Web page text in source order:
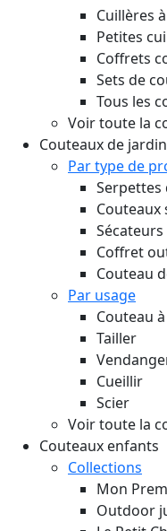
Cuillères
Petites
Coffrets
Sets de
Tous les
Voir toute la
Couteaux de
Par type de
Serpettes
Couteaux
Sécateurs
Coffret
Couteau
Par usage
Couteau
Tailler
Cueillir
Scier
Voir toute la
Couteaux enfants
Collections
Mon
Outdoor